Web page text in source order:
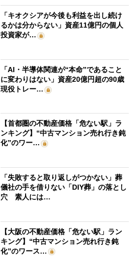
「キオクシアが今後も利益を出し続け
るかは分からない」資産11億円の個人
投資家が…
「AI・半導体関連が“本命”であること
に変わりはない」資産20億円超の90歳
現役トレー…
【首都圏の不動産価格「危ない駅」ラ
ンキング】“中古マンション売れ行き鈍
化”のワー…
「失敗すると取り返しがつかない」葬
儀社の手を借りない「DIY葬」の落とし
穴 素人には…
【大阪の不動産価格「危ない駅」ラン
キング】“中古マンション売れ行き鈍
化”のワース…